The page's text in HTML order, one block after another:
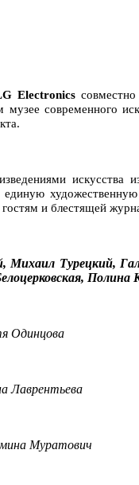
Electronics
музее современного
искусства
единую
и блестящей
Михаил Турецкий,
Полина
Одинцова
Лаврентьева
Муратович